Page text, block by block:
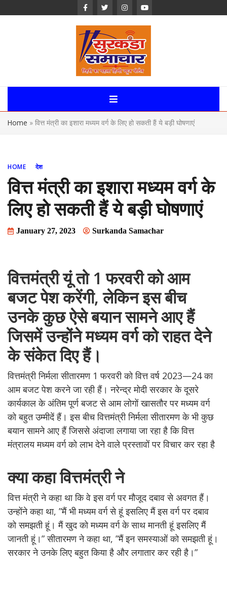
Surkanda
Samachar:
News Portal
Home » वित्त मंत्री का इशारा मध्यम वर्ग के लिए हो सकती हैं ये बड़ी घोषणाएं
HOME देश
वित्त मंत्री का इशारा मध्यम वर्ग के
लिए हो सकती हैं ये बड़ी घोषणाएं
January 27, 2023 Surkanda Samachar
वित्तमंत्री यूं तो 1 फरवरी को आम
बजट पेश करेंगी, लेकिन इस बीच
उनके कुछ ऐसे बयान सामने आए हैं
जिसमें उन्होंने मध्यम वर्ग को राहत देने
के संकेत दिए हैं।
वित्तमंत्री निर्मला सीतारमण 1 फरवरी को वित्त वर्ष 2023—24 का
आम बजट पेश करने जा रही हैं। नरेन्द्र मोदी सरकार के दूसरे
कार्यकाल के अंतिम पूर्ण बजट से आम लोगों खासतौर पर मध्यम वर्ग
को बहुत उम्मीदें हैं। इस बीच वित्तमंत्री निर्मला सीतारमण के भी कुछ
बयान सामने आए हैं जिससे अंदाजा लगाया जा रहा है कि वित्त
मंत्रालय मध्यम वर्ग को लाभ देने वाले प्रस्तावों पर विचार कर रहा है
क्या कहा वित्तमंत्री ने
वित्त मंत्री ने कहा था कि वे इस वर्ग पर मौजूद दबाव से अवगत हैं।
उन्होंने कहा था, ”मैं भी मध्यम वर्ग से हूं इसलिए मैं इस वर्ग पर दबाव
को समझती हूं। मैं खुद को मध्यम वर्ग के साथ मानती हूं इसलिए मैं
जानती हूं।” सीतारमण ने कहा था, ”मैं इन समस्याओं को समझती हूं।
सरकार ने उनके लिए बहुत किया है और लगातार कर रही है।”